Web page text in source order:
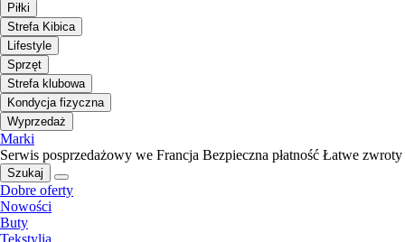
Piłki
Strefa Kibica
Lifestyle
Sprzęt
Strefa klubowa
Kondycja fizyczna
Wyprzedaż
Marki
Serwis posprzedażowy we Francja Bezpieczna płatność Łatwe zwroty
Szukaj
Dobre oferty
Nowości
Buty